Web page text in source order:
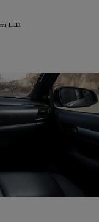
LED,